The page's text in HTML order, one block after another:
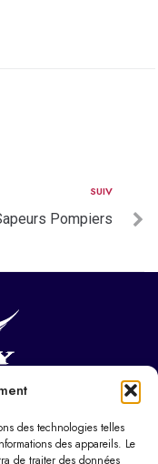
des technologies telles
des appareils. Le
de traiter des données
SUIV
Pompiers